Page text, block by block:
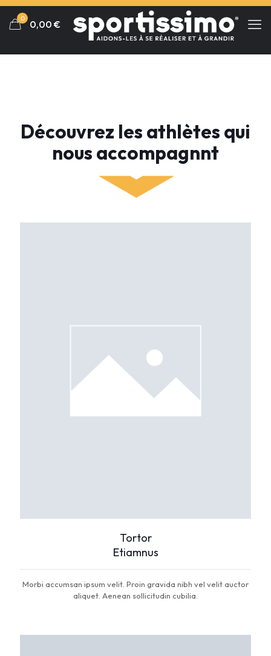
0 0,00 €
Découvrez les athlètes qui
nous accompagnnt
Tortor
Etiamnus
Morbi accumsan ipsum velit. Proin gravida nibh vel velit auctor
aliquet. Aenean sollicitudin cubilia.
Panneau de gestion des cookies